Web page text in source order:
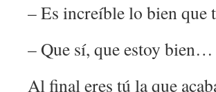
– Es increíble lo bien que
– Que sí, que estoy bien…
Al final eres tú la que